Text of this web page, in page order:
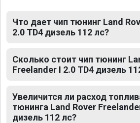
Что дает чип тюнинг Land
2.0 TD4 дизель 112 лс?
Сколько стоит чип тюнинг
Freelander I 2.0 TD4 дизель
Увеличится ли расход
тюнинга Land Rover
дизель 112 лс?